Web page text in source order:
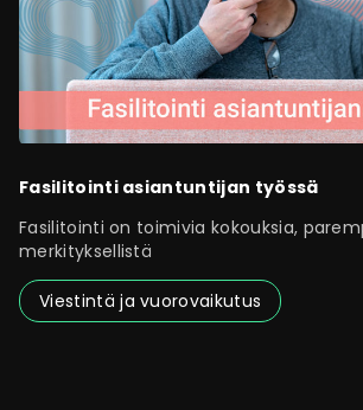
Fasilitointi asiantuntijan työssä
Fasilitointi on toimivia kokouksia,
merkityksellistä
Viestintä ja vuorovaikutus